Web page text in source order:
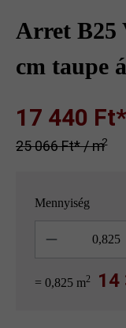
Arret B25
cm taupe
17 440 Ft‎‎‎*
25 066 Ft‎‎‎* / m2
Mennyiség
= 0,825 m2 14